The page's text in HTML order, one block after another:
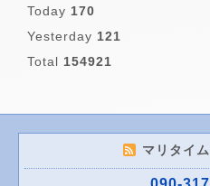
Today 170
Yesterday 121
Total 154921
マリタイ